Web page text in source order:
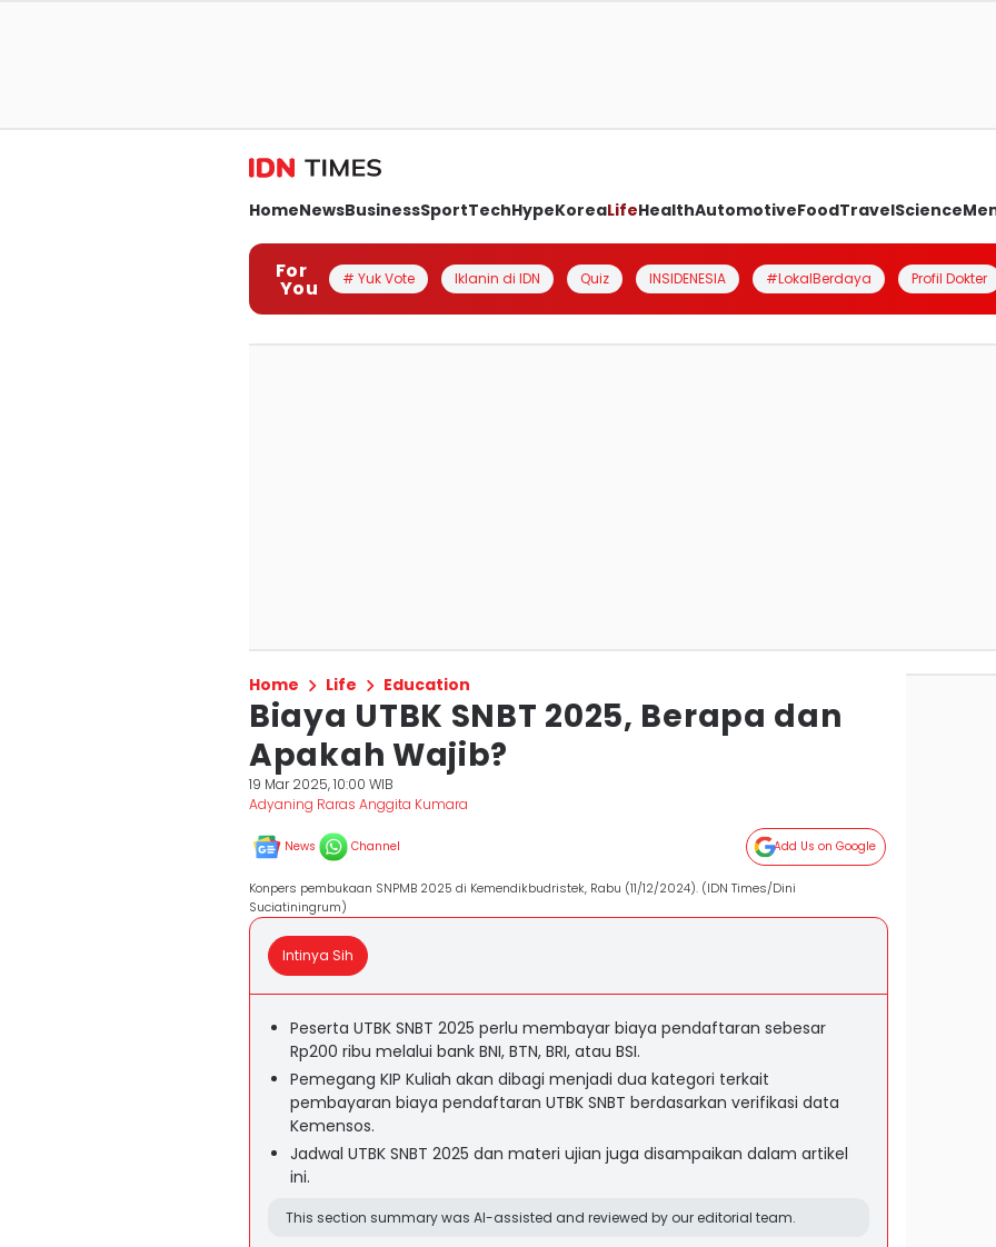
HomeNewsBusinessSportTechHypeKoreaLifeHealthAutomotiveFoodTravelScience
For
You # Yuk Vote Iklanin di IDN Quiz INSIDENESIA #LokalBerdaya Profil Dokter
Home Life Education
Biaya UTBK SNBT 2025, Berapa dan
Apakah Wajib?
19 Mar 2025, 10:00 WIB
Adyaning Raras Anggita Kumara
News Channel Add Us on Google
Konpers pembukaan SNPMB 2025 di Kemendikbudristek, Rabu (11/12/2024). (IDN Times/Dini
Suciatiningrum)
Intinya Sih
Peserta UTBK SNBT 2025 perlu membayar biaya pendaftaran sebesar
Rp200 ribu melalui bank BNI, BTN, BRI, atau BSI.
Pemegang KIP Kuliah akan dibagi menjadi dua kategori terkait
pembayaran biaya pendaftaran UTBK SNBT berdasarkan verifikasi data
Kemensos.
Jadwal UTBK SNBT 2025 dan materi ujian juga disampaikan dalam artikel
ini.
This section summary was AI-assisted and reviewed by our editorial team.